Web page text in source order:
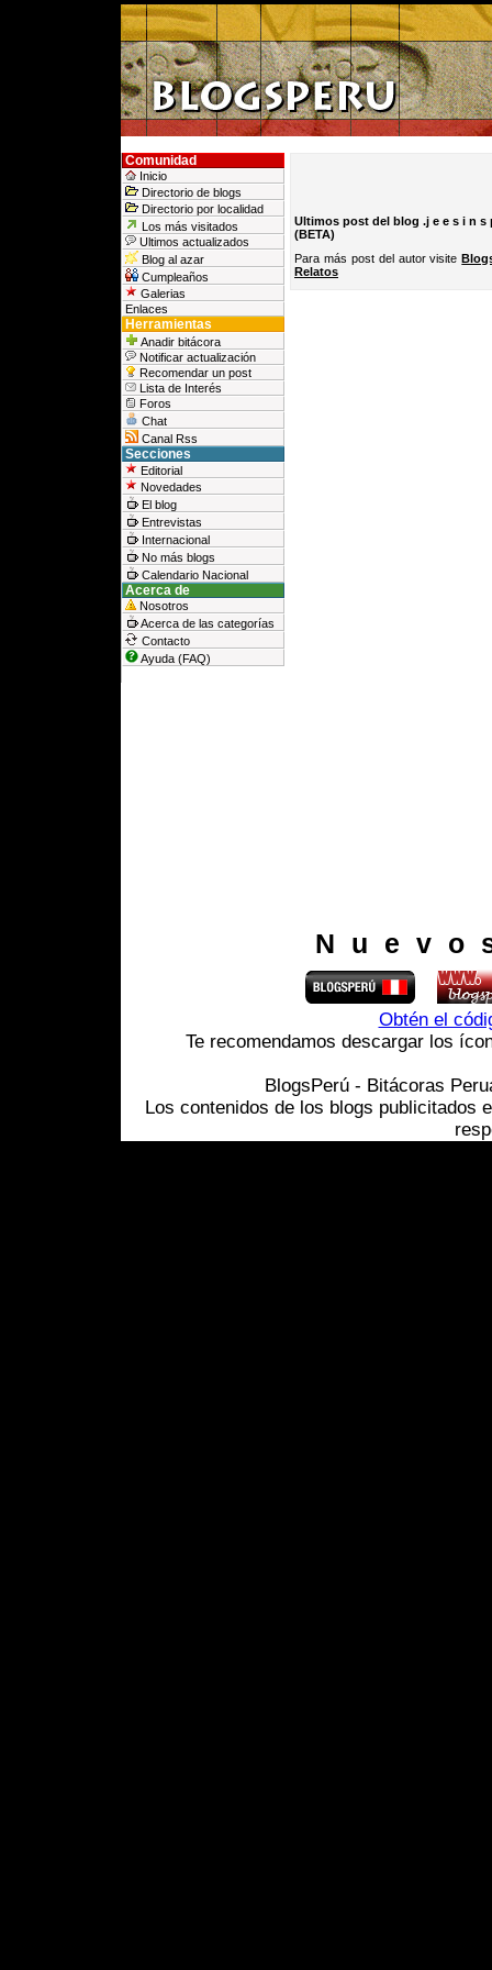
Comunidad
Inicio
Directorio de blogs
Directorio por localidad
Los más visitados
Ultimos actualizados
Blog al azar
Cumpleaños
Galerias
Enlaces
Herramientas
Anadir bitácora
Notificar actualización
Recomendar un post
Lista de Interés
Foros
Chat
Canal Rss
Secciones
Editorial
Novedades
El blog
Entrevistas
Internacional
No más blogs
Calendario Nacional
Acerca de
Nosotros
Acerca de las categorías
Contacto
Ayuda (FAQ)
Ultimos post del blog .j e e s i n s
(BETA)
Para más post del autor visite
Relatos
Obtén el
Te recomendamos descargar los
BlogsPerú - Bitácoras
Los contenidos de los blogs publicitados